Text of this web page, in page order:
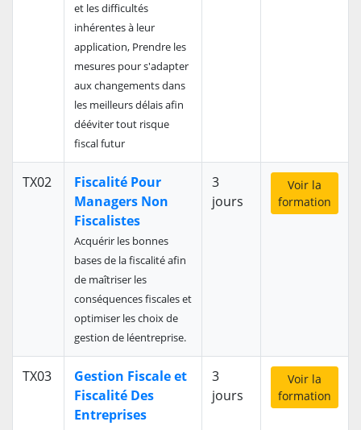
et les difficultés
inhérentes à leur
application, Prendre les
mesures pour s'adapter
aux changements dans
les meilleurs délais afin
dééviter tout risque
fiscal futur
TX02
Fiscalité Pour
Managers Non
Fiscalistes
Acquérir les bonnes
bases de la fiscalité afin
de maîtriser les
conséquences fiscales et
optimiser les choix de
gestion de léentreprise.
3
jours
Voir la
formation
TX03
Gestion Fiscale et
Fiscalité Des
Entreprises
3
jours
Voir la
formation